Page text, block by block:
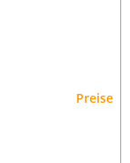
Preise